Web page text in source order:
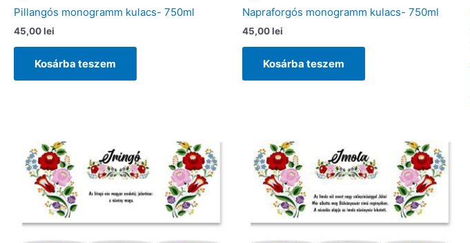
Pillangós monogramm kulacs- 750ml
45,00lei
Kosárba teszem
Napraforgós monogramm kulacs- 750ml
45,00lei
Kosárba teszem